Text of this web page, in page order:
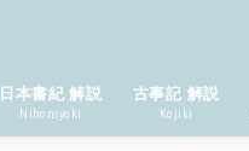
日本書紀 解説
Nihonsyoki
古事記 解説
Kojiki